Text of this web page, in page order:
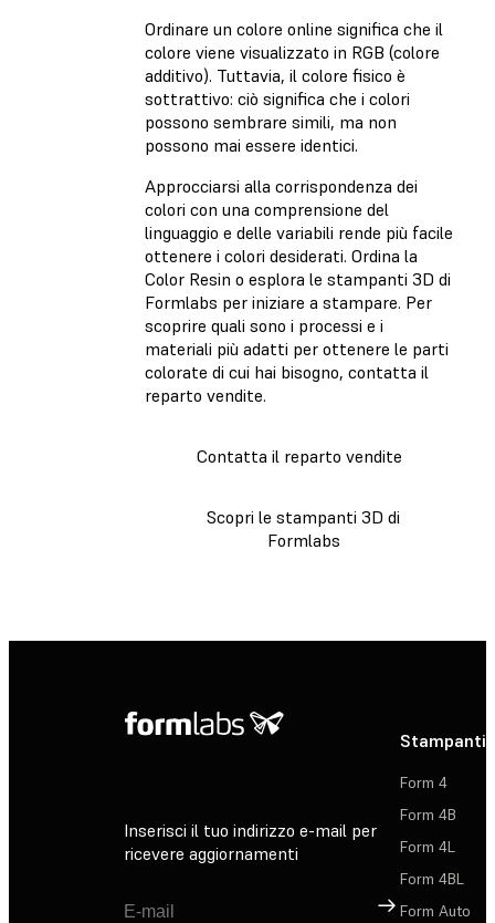
Ordinare un colore online significa che il
colore viene visualizzato in RGB (colore
additivo). Tuttavia, il colore fisico è
sottrattivo: ciò significa che i colori
possono sembrare simili, ma non
possono mai essere identici.
Approcciarsi alla corrispondenza dei
colori con una comprensione del
linguaggio e delle variabili rende più facile
ottenere i colori desiderati. Ordina la
Color Resin o esplora le stampanti 3D di
Formlabs per iniziare a stampare. Per
scoprire quali sono i processi e i
materiali più adatti per ottenere le parti
colorate di cui hai bisogno, contatta il
reparto vendite.
Contatta il reparto vendite
Scopri le stampanti 3D di
Formlabs
Inserisci il tuo indirizzo e-mail per
ricevere aggiornamenti
Registrati
Stampanti
Form 4
Form 4B
Form 4L
Form 4BL
Form Auto